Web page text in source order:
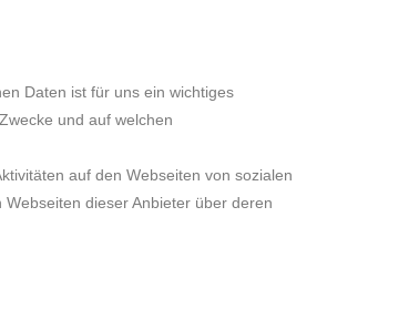
Daten ist für uns ein wichtiges
und auf welchen
auf den Webseiten von sozialen
dieser Anbieter über deren